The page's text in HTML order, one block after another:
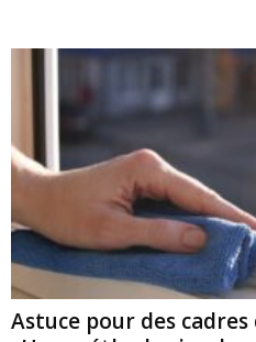
Astuce pour des